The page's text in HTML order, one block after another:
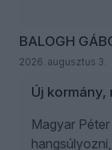
BALOGH
2026. augusztus 3.
Új
Magyar